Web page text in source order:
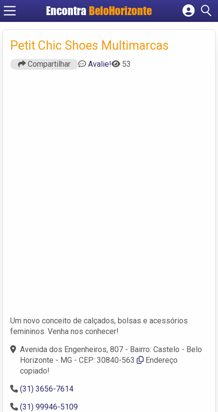
Encontra BeloHorizonte
Cadastrar empresa
Criar conta
Petit Chic Shoes Multimarcas
Compartilhar Avalie! 53
Um novo conceito de calçados, bolsas e acessórios
femininos. Venha nos conhecer!
Avenida dos Engenheiros, 807 - Bairro: Castelo - Belo
Horizonte - MG - CEP: 30840-563
Endereço
copiado!
(31) 3656-7614
(31) 99946-5109